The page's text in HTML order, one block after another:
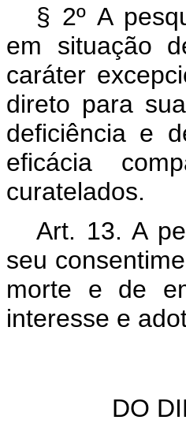
§ 2º A
em situação
caráter
direto para
deficiência e
eficácia
curatelados.
Art. 13. A
seu
morte e de
interesse e
DO